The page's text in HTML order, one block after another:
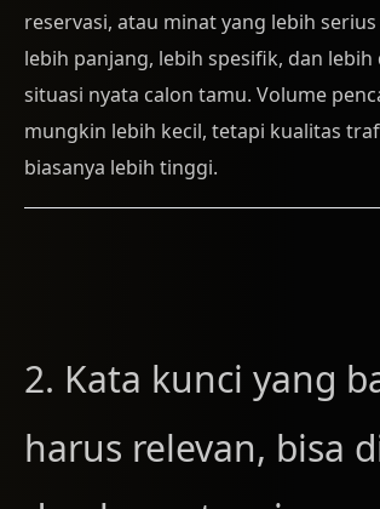
reservasi, atau minat yang lebih
lebih panjang, lebih spesifik, dan
situasi nyata calon tamu. Volume
mungkin lebih kecil, tetapi kualitas
biasanya lebih tinggi.
2. Kata kunci yang
harus relevan, bisa